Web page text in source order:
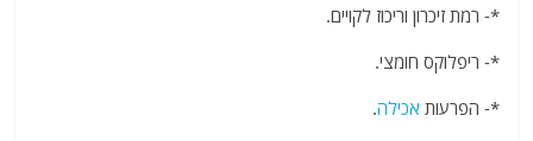
*- רמת זיכרון וריכוז לקויים.
*- ריפלוקס חומצי.
*- הפרעות אכילה.